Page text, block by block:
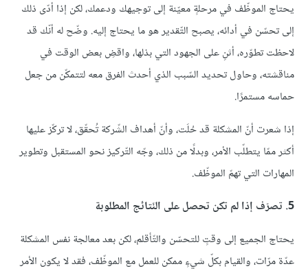
يحتاج الموظّف في مرحلةٍ معيّنة إلى توجيهك ودعمك، لكن إذا أدّى ذلك
إلى تحسّن في أدائه، يصبح التّقدير هو ما يحتاج إليه. وضّح له أنّك قد
لاحظت تطوّره، أثنِ على الجهود التي بذلها، واقضِ بعض الوقت في
مناقشته، وحاول تحديد السّبب الذي أحدث الفرق معه لتتمكّن من جعل
حماسه مستمرًا.
إذا شعرت أنّ المشكلة قد حُلَت، وأنّ أهداف الشّركة تُحقّق، لا تركّز عليها
أكثر ممّا يتطلّب الأمر، وبدلًا من ذلك، وجّه التّركيز نحو المستقبل وتطوير
المهارات التي تهمّ الموظّف.
5. تصرّف إذا لم تكن تحصل على النّتائج المطلوبة
يحتاج الجميع إلى وقتٍ للتحسّن والتّأقلم، لكن بعد معالجة نفس المشكلة
عدّة مرّات، والقيام بكلّ شيءٍ ممكن للعمل مع الموظّف، فقد لا يكون الأمر